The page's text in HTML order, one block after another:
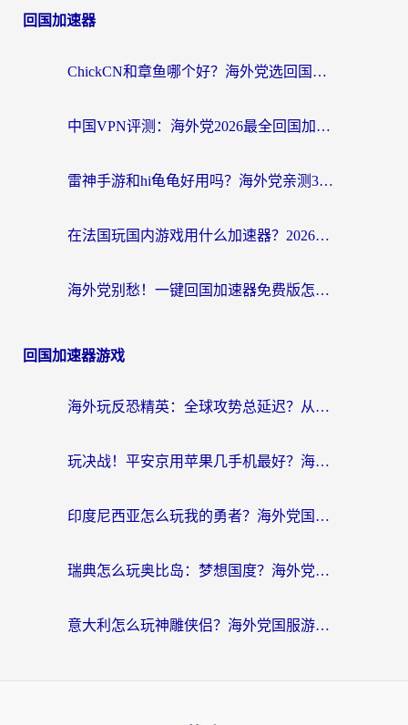
回国加速器
ChickCN和章鱼哪个好？海外党选回国加速器的3个关键维度 + 实用避坑指南
中国VPN评测：海外党2026最全回国加速器选择指南，告别地区限制不踩坑
雷神手游和hi龟龟好用吗？海外党亲测3款回国加速器，教你选对国外到国内加速器
在法国玩国内游戏用什么加速器？2026实测解决延迟卡顿的实用指南
海外党别愁！一键回国加速器免费版怎么选？从踩坑到流畅访问的全攻略
回国加速器游戏
海外玩反恐精英：全球攻势总延迟？从瑞典玩神武4到外国玩黎明觉醒，选对加速器才是关键！
玩决战！平安京用苹果几手机最好？海外党必看的设备+加速器双攻略
印度尼西亚怎么玩我的勇者？海外党国服游戏加速避坑指南（附实况五行师解决方案）
瑞典怎么玩奥比岛：梦想国度？海外党亲测有效的国服游戏加速全攻略
意大利怎么玩神雕侠侣？海外党国服游戏加速终极指南（附欧洲玩王者王国保卫战4不卡技巧）